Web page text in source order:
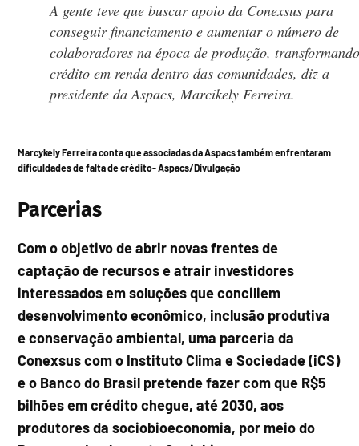
A gente teve que buscar apoio da Conexsus para
conseguir financiamento e aumentar o número de
colaboradores na época de produção,
crédito em renda dentro das comunidades, diz a
presidente da Aspacs, Marcikely Ferreira.
Marcykely Ferreira conta que associadas da Aspacs também enfrentaram
dificuldades de falta de crédito-Aspacs/Divulgação
Parcerias
Com o objetivo de abrir novas frentes de
captação de recursos e atrair investidores
interessados em soluções que conciliem
desenvolvimento econômico, inclusão produtiva
e conservação ambiental, uma parceria da
Conexsus com o Instituto Clima e Sociedade (iCS)
e o Banco do Brasil pretende fazer com que R$5
bilhões em crédito chegue, até 2030, aos
produtores da sociobioeconomia, por meio do